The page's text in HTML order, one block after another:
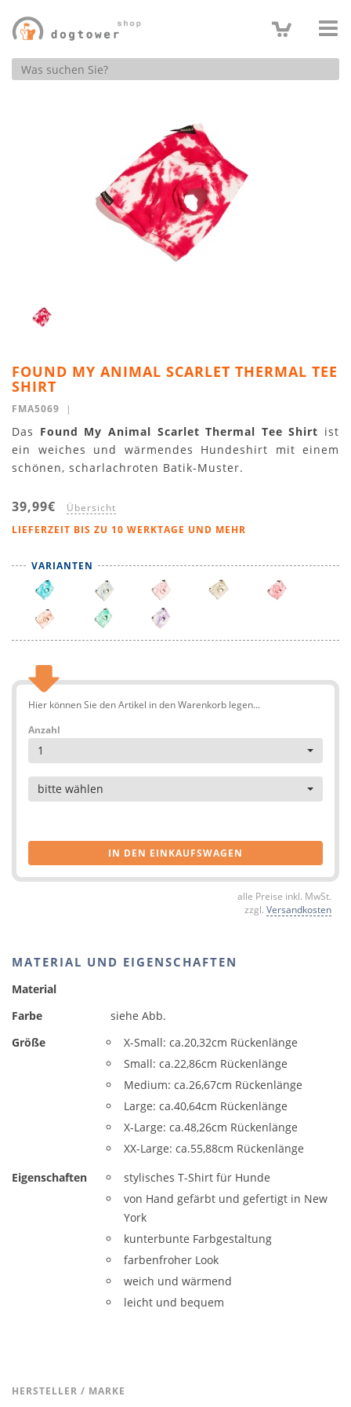
Produktsuche
FOUND MY ANIMAL SCARLET THERMAL TEE
SHIRT
FMA5069 |
Das Found My Animal Scarlet Thermal Tee Shirt ist
ein weiches und wärmendes Hundeshirt mit einem
schönen, scharlachroten Batik-Muster.
39,99€ Übersicht
LIEFERZEIT BIS ZU 10 WERKTAGE UND MEHR
VARIANTEN
Hier können Sie den Artikel in den Warenkorb legen...
Anzahl
1
Artikel
bitte wählen
IN DEN EINKAUFSWAGEN
alle Preise inkl. MwSt.
zzgl. Versandkosten
MATERIAL UND EIGENSCHAFTEN
Material
Farbe
siehe Abb.
Größe
X-Small: ca.20,32cm Rückenlänge
Small: ca.22,86cm Rückenlänge
Medium: ca.26,67cm Rückenlänge
Large: ca.40,64cm Rückenlänge
X-Large: ca.48,26cm Rückenlänge
XX-Large: ca.55,88cm Rückenlänge
Eigenschaften
stylisches T-Shirt für Hunde
von Hand gefärbt und gefertigt in New
York
kunterbunte Farbgestaltung
farbenfroher Look
weich und wärmend
leicht und bequem
HERSTELLER / MARKE